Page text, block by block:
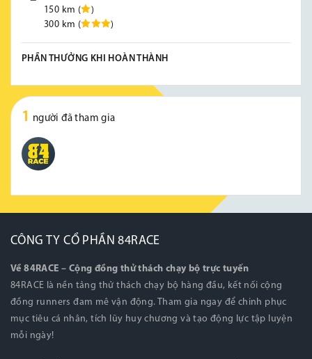
150 km (
)
300 km (
)
PHẦN THƯỞNG KHI HOÀN THÀNH
1 người đã tham gia
CÔNG TY CỔ PHẦN 84RACE
Về 84RACE – Cộng đồng thử thách chạy bộ trực tuyến
84RACE là nền tảng thử thách chạy bộ hàng đầu, kết nối cộng
đồng runners đam mê vận động. Tham gia ngay để chinh phục
mục tiêu cá nhân, tích lũy huy chương và tạo động lực tập luyện
mỗi ngày!